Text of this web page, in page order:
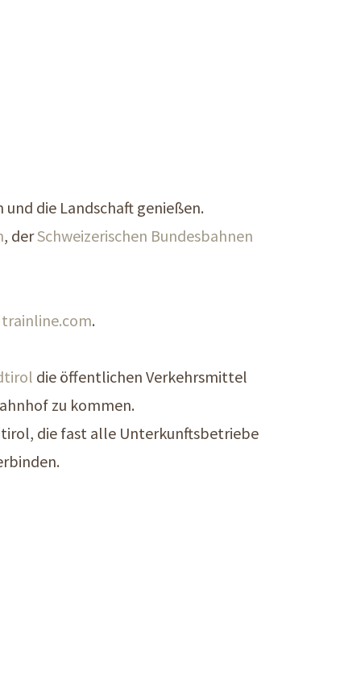
die Landschaft genießen.
, derSchweizerischen Bundesbahnen
trainline.com.
die öffentlichen Verkehrsmittel
zu kommen.
die fast alle Unterkunftsbetriebe